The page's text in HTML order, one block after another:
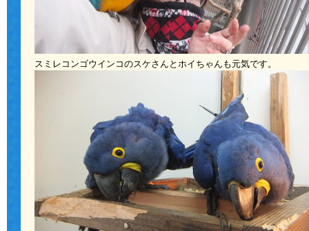
スミレコンゴウインコのスケさんとホイちゃんも元気です。